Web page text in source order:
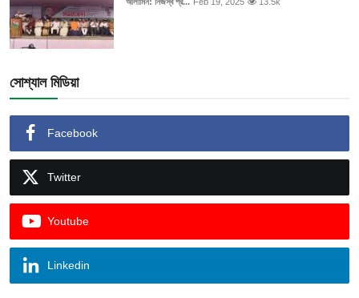
সোশ্যাল মিডিয়া
Facebook
Twitter
Youtube
Linkedin